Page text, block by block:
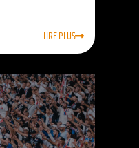
LIRE PLUS